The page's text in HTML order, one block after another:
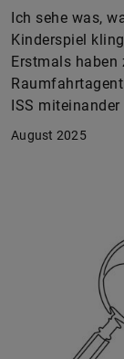
Ich sehe was,
Kinderspiel
Erstmals haben
ISS
August 2025